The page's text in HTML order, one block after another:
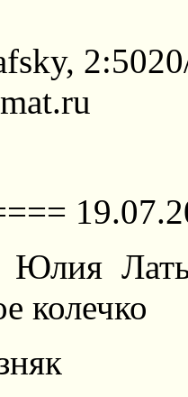
Юлия
колечко